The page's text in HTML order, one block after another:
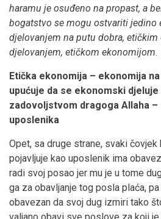
haramu je osuđeno na propast, a
bogatstvo se mogu ostvariti jedino
djelovanjem na putu dobra,
djelovanjem, etičkom ekonomijom.
Etička ekonomija – ekonomija
upućuje da se ekonomski djeluje
zadovoljstvom dragoga Allaha
uposlenika
Opet, sa druge strane, svaki
pojavljuje kao uposlenik ima
radi svoj posao jer mu je u tome
ga za obavljanje tog posla plaća,
obavezan da svoj dug izmiri tako